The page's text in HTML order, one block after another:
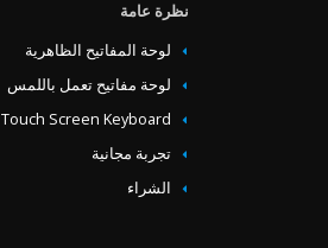
‏‏نظرة عامة
لوحة المفاتيح الظاهرية
لوحة مفاتيح تعمل باللمس
Touch Screen Keyboard
تجربة مجانية
الشراء